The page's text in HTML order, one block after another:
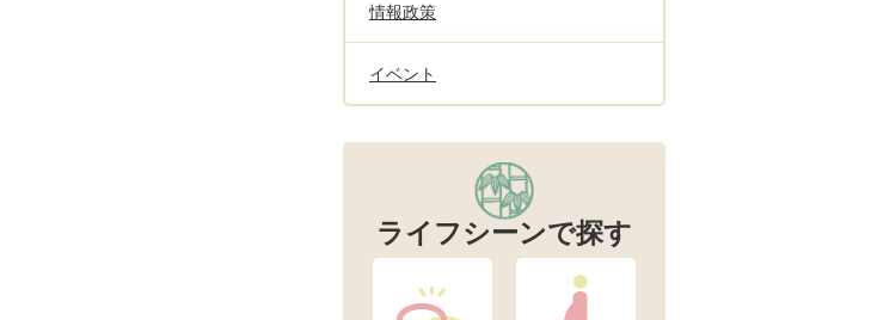
情報政策
イベント
ライフシーンで探す